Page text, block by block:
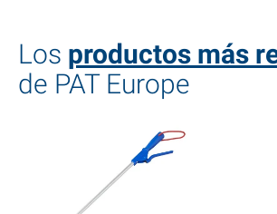
Los productos más
de PAT Europe